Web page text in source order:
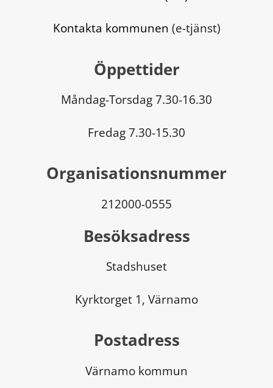
Kontakta kommunen (e-tjänst)
Öppettider
Måndag-Torsdag 7.30-16.30
Fredag 7.30-15.30
Organisationsnummer
212000-0555
Besöksadress
Stadshuset
Kyrktorget 1, Värnamo
Postadress
Värnamo kommun